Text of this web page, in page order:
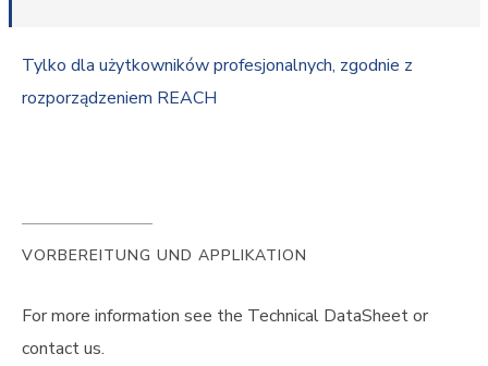
Tylko dla użytkowników profesjonalnych, zgodnie z
rozporządzeniem REACH
VORBEREITUNG UND APPLIKATION
For more information see the Technical DataSheet or
contact us.